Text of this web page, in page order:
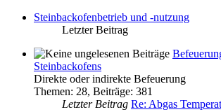
Steinbackofenbetrieb und -nutzung
Letzter Beitrag
Steinbackofens
Direkte oder indirekte Befeuerung
Themen: 28, Beiträge: 381
Letzter Beitrag Re: Abgas